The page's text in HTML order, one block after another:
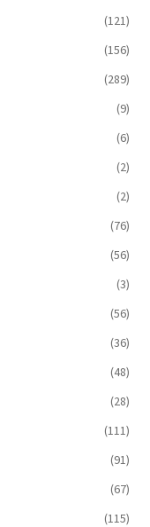
(121)
(156)
(289)
(9)
(6)
(2)
(2)
(76)
(56)
(3)
(56)
(36)
(48)
(28)
(111)
(91)
(67)
(115)